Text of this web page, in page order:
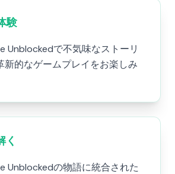
験
Unblockedで不気味なストーリ
新的なゲームプレイをお楽しみ
く
Unblockedの物語に統合された